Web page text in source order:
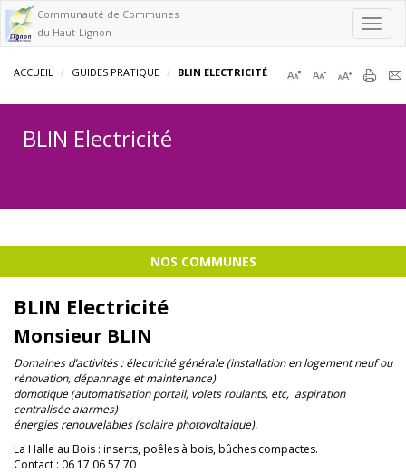
Communauté de Communes
du Haut-Lignon
ACCUEIL GUIDES PRATIQUE BLIN ELECTRICITÉ
BLIN Electricité
NOS COMMUNES
BLIN Electricité
Monsieur BLIN
Domaines d’activités : électricité générale (installation en logement neuf ou
rénovation, dépannage et maintenance)
domotique (automatisation portail, volets roulants, etc, aspiration
centralisée alarmes)
énergies renouvelables (solaire photovoltaique).
La Halle au Bois : inserts, poêles à bois, bûches compactes.
Contact : 06 17 06 57 70